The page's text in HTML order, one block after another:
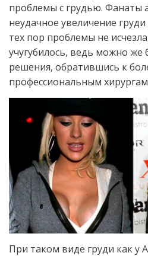
проблемы с грудью. Фанаты
неудачное увеличение
тех пор проблемы не
учугубилось, ведь можно же
решения, обратившись к
профессиональным
При таком виде груди как у